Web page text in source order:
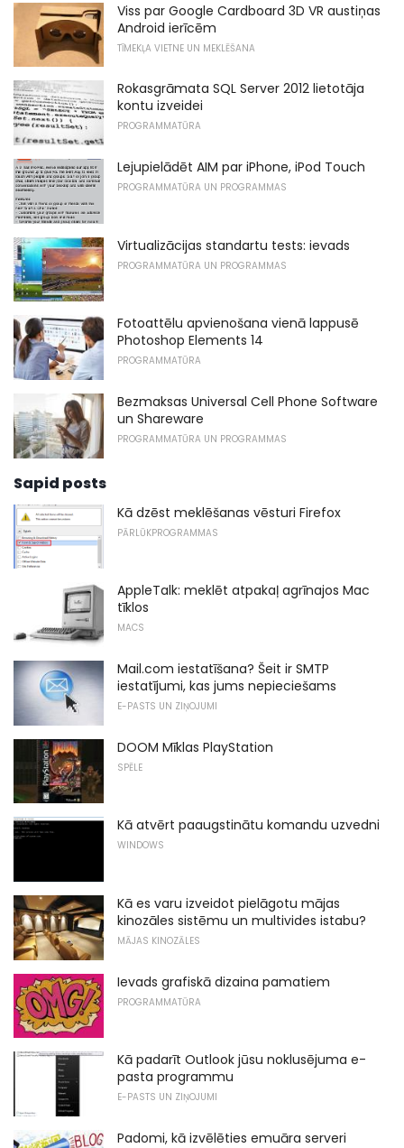
Viss par Google Cardboard 3D VR austiņas
Android ierīcēm
TĪMEKĻA VIETNE UN MEKLĒŠANA
Rokasgrāmata SQL Server 2012 lietotāja
kontu izveidei
PROGRAMMATŪRA
Lejupielādēt AIM par iPhone, iPod Touch
PROGRAMMATŪRA UN PROGRAMMAS
Virtualizācijas standartu tests: ievads
PROGRAMMATŪRA UN PROGRAMMAS
Fotoattēlu apvienošana vienā lappusē
Photoshop Elements 14
PROGRAMMATŪRA
Bezmaksas Universal Cell Phone Software
un Shareware
PROGRAMMATŪRA UN PROGRAMMAS
Sapid posts
Kā dzēst meklēšanas vēsturi Firefox
PĀRLŪKPROGRAMMAS
AppleTalk: meklēt atpakaļ agrīnajos Mac
tīklos
MACS
Mail.com iestatīšana? Šeit ir SMTP
iestatījumi, kas jums nepieciešams
E-PASTS UN ZIŅOJUMI
DOOM Mīklas PlayStation
SPĒLE
Kā atvērt paaugstinātu komandu uzvedni
WINDOWS
Kā es varu izveidot pielāgotu mājas
kinozāles sistēmu un multivides istabu?
MĀJAS KINOZĀLES
Ievads grafiskā dizaina pamatiem
PROGRAMMATŪRA
Kā padarīt Outlook jūsu noklusējuma e-
pasta programmu
E-PASTS UN ZIŅOJUMI
Padomi, kā izvēlēties emuāra serveri